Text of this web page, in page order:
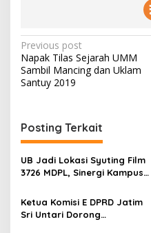
P
o
s
n
a
v
i
g
a
Previous post
Napak Tilas Sejarah UMM
Sambil Mancing dan Uklam
Santuy 2019
Posting Terkait
UB Jadi Lokasi Syuting Film
3726 MDPL, Sinergi Kampus
Hadirkan Pengalaman
Nyata bagi Mahasiswa
Ketua Komisi E DPRD Jatim
Sri Untari Dorong